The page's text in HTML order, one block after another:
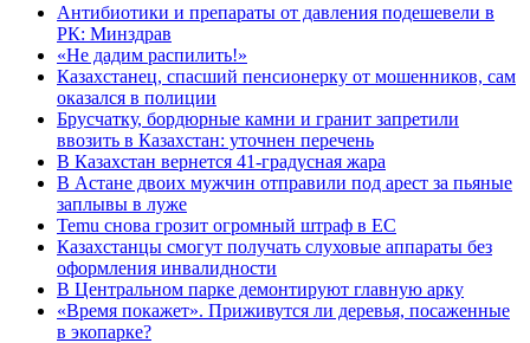
Антибиотики и препараты от давления подешевели в
РК: Минздрав
«Не дадим распилить!»
Казахстанец, спасший пенсионерку от мошенников, сам
оказался в полиции
Брусчатку, бордюрные камни и гранит запретили
ввозить в Казахстан: уточнен перечень
В Казахстан вернется 41-градусная жара
В Астане двоих мужчин отправили под арест за пьяные
заплывы в луже
Temu снова грозит огромный штраф в ЕС
Казахстанцы смогут получать слуховые аппараты без
оформления инвалидности
В Центральном парке демонтируют главную арку
«Время покажет». Приживутся ли деревья, посаженные
в экопарке?